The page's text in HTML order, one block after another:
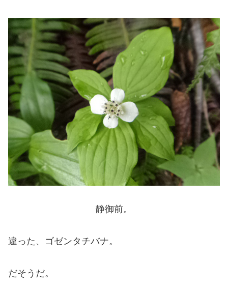
静御前。
違った、ゴゼンタチバナ。
だそうだ。